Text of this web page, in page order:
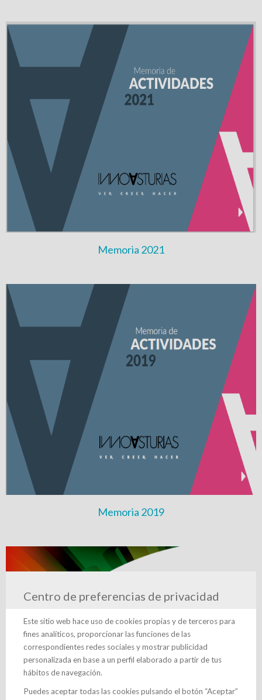
Memoria 2021
Memoria 2019
Centro de preferencias de privacidad
Este sitio web hace uso de cookies propias y de terceros para
fines analíticos, proporcionar las funciones de las
correspondientes redes sociales y mostrar publicidad
personalizada en base a un perfil elaborado a partir de tus
hábitos de navegación.
Puedes aceptar todas las cookies pulsando el botón “Aceptar”